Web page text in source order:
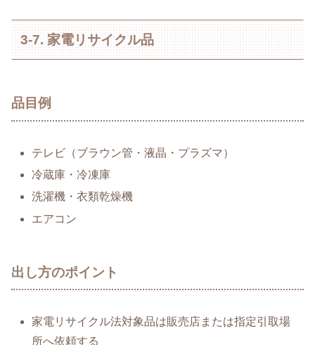
3-7. 家電リサイクル品
品目例
テレビ（ブラウン管・液晶・プラズマ）
冷蔵庫・冷凍庫
洗濯機・衣類乾燥機
エアコン
出し方のポイント
家電リサイクル法対象品は販売店または指定引取場
所へ依頼する